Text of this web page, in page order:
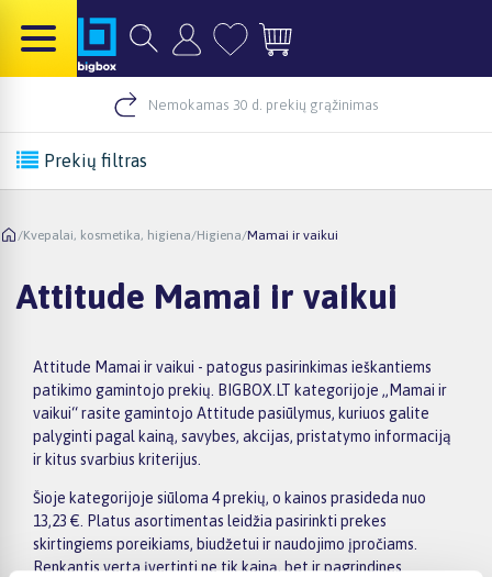
Nemokamas 30 d. prekių grąžinimas
Prekių filtras
/Kvepalai, kosmetika, higiena/Higiena/Mamai ir vaikui
Attitude Mamai ir vaikui
Attitude Mamai ir vaikui - patogus pasirinkimas ieškantiems
patikimo gamintojo prekių. BIGBOX.LT kategorijoje „Mamai ir
vaikui“ rasite gamintojo Attitude pasiūlymus, kuriuos galite
palyginti pagal kainą, savybes, akcijas, pristatymo informaciją
ir kitus svarbius kriterijus.
Šioje kategorijoje siūloma 4 prekių, o kainos prasideda nuo
13,23 €. Platus asortimentas leidžia pasirinkti prekes
skirtingiems poreikiams, biudžetui ir naudojimo įpročiams.
Renkantis verta įvertinti ne tik kainą, bet ir pagrindines